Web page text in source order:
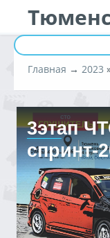
Главная → 2023
3этап
спринт-